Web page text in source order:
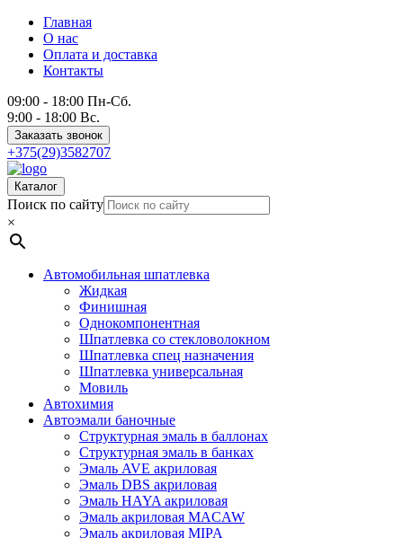
Главная
О нас
Оплата и доставка
Контакты
09:00 - 18:00 Пн-Сб.
9:00 - 18:00 Вс.
Заказать звонок
+375(29)3582707
Каталог
Поиск по сайту
×
Автомобильная шпатлевка
Жидкая
Финишная
Однокомпонентная
Шпатлевка со стекловолокном
Шпатлевка спец назначения
Шпатлевка универсальная
Мовиль
Автохимия
Автоэмали баночные
Структурная эмаль в баллонах
Структурная эмаль в банках
Эмаль AVE акриловая
Эмаль DBS акриловая
Эмаль HAYA акриловая
Эмаль акриловая MACAW
Эмаль акриловая MIPA